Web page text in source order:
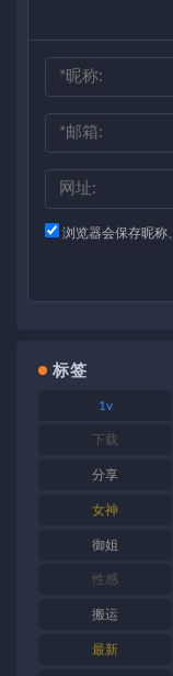
浏览器会保存昵称
标签
1v
下载
分享
女神
御姐
性感
搬运
最新